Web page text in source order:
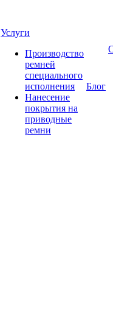
Услуги
Производство
ремней
специального
исполнения
Нанесение
покрытия на
приводные
ремни
Блог